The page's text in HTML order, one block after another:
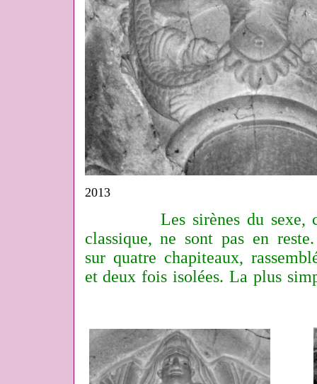
2013
Les sirènes du sexe,
classique, ne sont pas en
sur quatre chapiteaux,
et deux fois isolées. La plus